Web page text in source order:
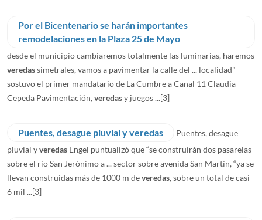
Por el Bicentenario se harán importantes
remodelaciones en la Plaza 25 de Mayo
desde el municipio cambiaremos totalmente las luminarias, haremos
veredassimetrales, vamos a pavimentar la calle del ... localidad"
sostuvo el primer mandatario de La Cumbre a Canal 11 Claudia
Cepeda Pavimentación,veredasy juegos ...[3]
Puentes, desague pluvial y veredas
Puentes, desague
pluvial yveredas Engel puntualizó que “se construirán dos pasarelas
sobre el río San Jerónimo a ... sector sobre avenida San Martín, “ya se
llevan construidas más de 1000 m deveredas, sobre un total de casi
6 mil ...[3]